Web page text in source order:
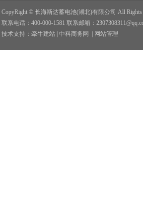
CopyRight © 长海斯达蓄电池(湖北)有限公司 All
联系电话：400-000-1581 联系邮箱：
技术支持： 牵牛建站 中科商务网 网站管理